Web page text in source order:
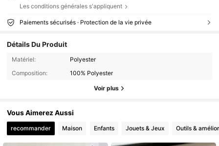
Les conditions générales s'appliquent
Paiements sécurisés · Protection de la vie privée
Détails Du Produit
Matériel:
Polyester
Composition:
100% Polyester
Voir plus
Vous Aimerez Aussi
recommander Maison Enfants Jouets & Jeux Outils &